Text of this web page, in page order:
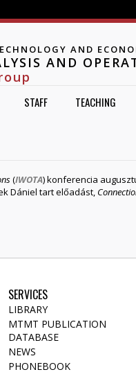
AND
AND
STAFF TEACHING
(IWOTA) konferencia
Dániel tart előadást,
SERVICES
LIBRARY
MTMT PUBLICATION
DATABASE
NEWS
PHONEBOOK